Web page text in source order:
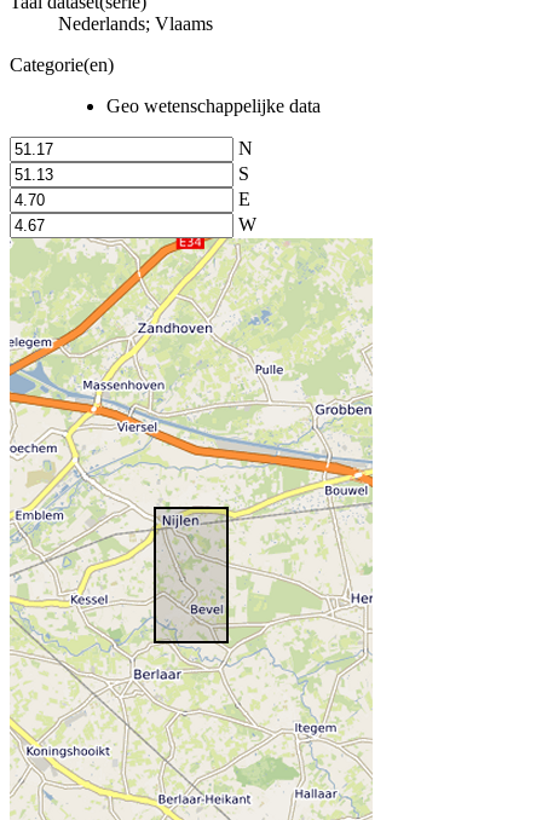
Nederlands; Vlaams
Categorie(en)
Geo wetenschappelijke data
N
S
E
W